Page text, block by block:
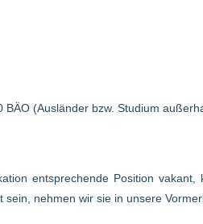
BÄO (Ausländer bzw. Studium
entsprechende Position
sein, nehmen wir sie in unsere